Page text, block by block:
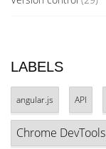
LABELS
angular.js API
Chrome DevTools